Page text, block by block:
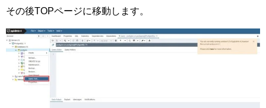
その後TOPページに移動します。